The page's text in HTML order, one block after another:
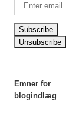
Emner for
blogindlæg